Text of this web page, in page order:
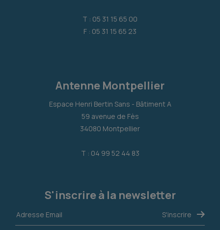
T : 05 31 15 65 00
F : 05 31 15 65 23
Antenne Montpellier
Espace Henri Bertin Sans - Bâtiment A
59 avenue de Fès
34080 Montpellier
T : 04 99 52 44 83
S'inscrire à la newsletter